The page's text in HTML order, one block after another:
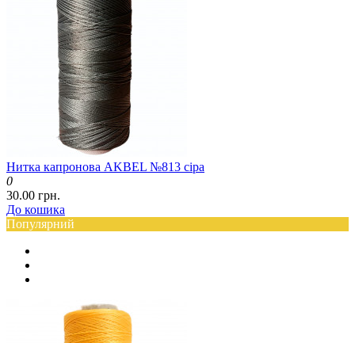
Нитка капронова AKBEL №813 сіра
0
30.00 грн.
До кошика
Популярний